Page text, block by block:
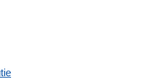
Svetovej konferencie
WORLD v Rio de...